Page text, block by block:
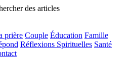
des articles
prière Couple Éducation Famille
Réflexions Spirituelles Santé